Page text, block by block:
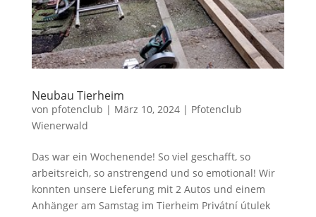
Neubau Tierheim
von pfotenclub | März 10, 2024| Pfotenclub
Wienerwald
Das war ein Wochenende! So viel geschafft, so
arbeitsreich, so anstrengend und so emotional! Wir
konnten unsere Lieferung mit 2 Autos und einem
Anhänger am Samstag im Tierheim Privátní útulek